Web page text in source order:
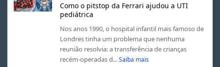
Como o pitstop da Ferrari ajudou a UTI
pediátrica
Nos anos 1990, o hospital infantil mais famoso de
Londres tinha um problema que nenhuma
reunião resolvia: a transferência de crianças
recém-operadas d... Saiba mais